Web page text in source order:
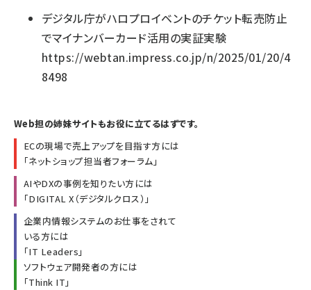
デジタル庁がハロプロイベントのチケット転売防止
でマイナンバーカード活用の実証実験
https://webtan.impress.co.jp/n/2025/01/20/4
8498
Web担の姉妹サイトもお役に立てるはずです。
ECの現場で売上アップを目指す方には
「ネットショップ担当者フォーラム 」
AIやDXの事例を知りたい方には
「DIGITAL X（デジタルクロス） 」
企業内情報システムのお仕事をされて
いる方には
「IT Leaders 」
ソフトウェア開発者の方には
「Think IT 」